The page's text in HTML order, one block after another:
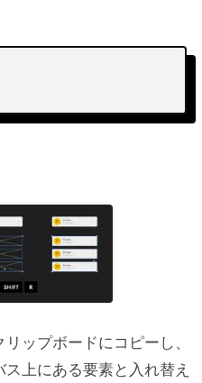
ズの使用
ドを取得）」の
アクセス
のユーザー管理
向けフレックス
ップボードにコピーし、
上にある要素と入れ替え